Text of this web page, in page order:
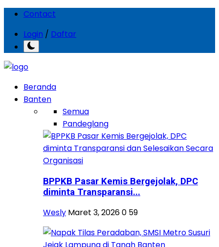
Contact
Login / Daftar
Beranda
Banten
Semua
Pandeglang
BPPKB Pasar Kemis Bergejolak, DPC
diminta Transparansi...
Wesly Maret 3, 20260 59